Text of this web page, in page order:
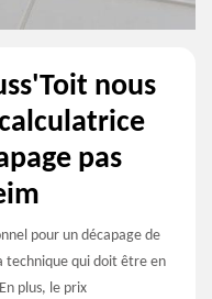
nous
pas
pour un décapage de
technique qui doit être en
plus, le prix